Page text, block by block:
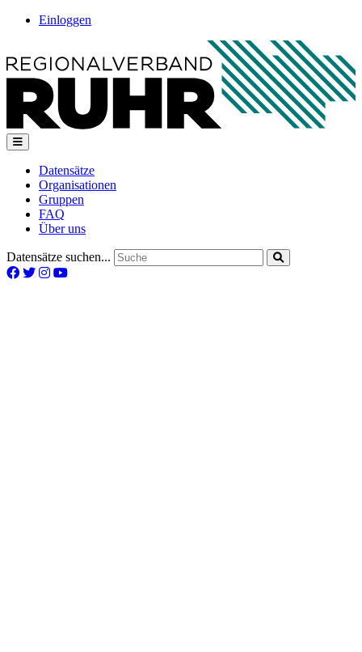
Einloggen
Datensätze
Organisationen
Gruppen
FAQ
Über uns
Datensätze suchen...